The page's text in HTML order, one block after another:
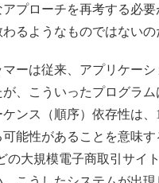
アプローチを再考する必
るようなものではないの
ーは従来、アプリケー
が、こういったプログラ
ケンス（順序）依存性は
可能性があることを意味
の大規模電子商取引サイ